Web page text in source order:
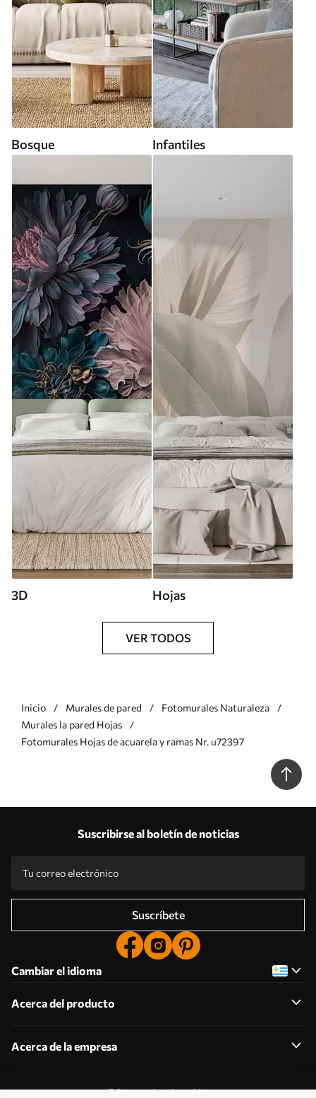
Bosque Infantiles
3D Hojas
VER TODOS
Inicio Murales de pared
Fotomurales Naturaleza
Murales la pared Hojas
Fotomurales Hojas de acuarela y ramas Nr. u72397
Suscribirse al boletín de noticias
Suscríbete
Cambiar el idioma
Acerca del producto
Acerca de la empresa
Editar permisos de cookies